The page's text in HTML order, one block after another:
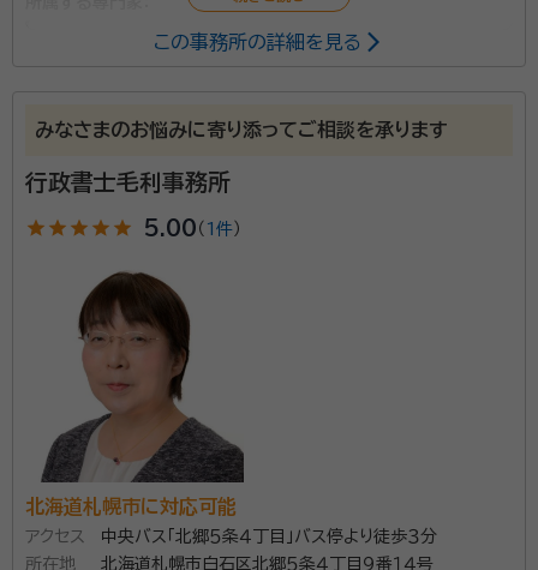
安藤 篤幸（あんどう あつゆき） 行政書士
行政書士安藤あつゆき事務所は、『全世代型』『人それぞ
い行政書士事務所です。 「終活＝高齢者向け」という常
識をくつがえし、どの世代にも（＝全世代型）、その人に
ーメイド）提案いたします。 前もって生前対策を行い、穏
やかな老後を迎えませんか？ 安心できる日常のため、
お客さまに寄り添ったサポートを約束いたします。
所属団体： 北海道行政書士会
この事務所の詳細を見る
みなさまのお悩みに寄り添ってご相談を承ります
行政書士毛利事務所
star star star star star 5.00 （ 1件 ）
北海道札幌市に対応可能
アクセス
中央バス「北郷５条４丁目」バス停より徒歩３分
所在地
北海道札幌市白石区北郷５条４丁目９番１４号